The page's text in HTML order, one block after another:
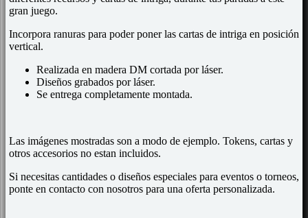
gran juego.
Incorpora ranuras para poder poner las cartas de intriga en posición
vertical.
Realizada en madera DM cortada por láser.
Diseños grabados por láser.
Se entrega completamente montada.
Las imágenes mostradas son a modo de ejemplo. Tokens, cartas y
otros accesorios no estan incluidos.
Si necesitas cantidades o diseños especiales para eventos o torneos,
ponte en contacto con nosotros para una oferta personalizada.